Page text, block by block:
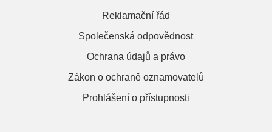
Reklamační řád
Společenská odpovědnost
Ochrana údajů a právo
Zákon o ochraně oznamovatelů
Prohlášení o přístupnosti